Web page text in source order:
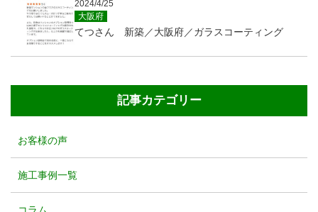
2024/4/25
大阪府
てつさん 新築／大阪府／ガラスコーティング
記事カテゴリー
お客様の声
施工事例一覧
コラム